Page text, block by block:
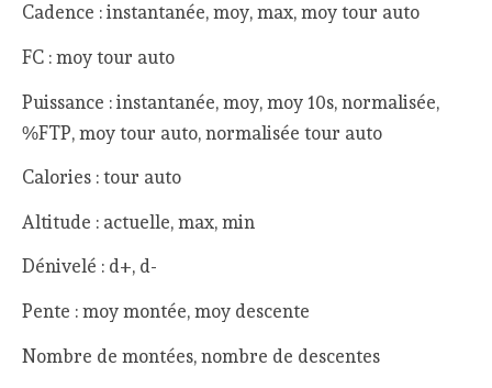
Cadence : instantanée, moy, max, moy tour auto
FC : moy tour auto
Puissance : instantanée, moy, moy 10s, normalisée,
%FTP, moy tour auto, normalisée tour auto
Calories : tour auto
Altitude : actuelle, max, min
Dénivelé : d+, d-
Pente : moy montée, moy descente
Nombre de montées, nombre de descentes